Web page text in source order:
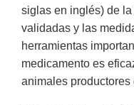
siglas en inglés) de
validadas y las
herramientas
medicamento es
animales productores